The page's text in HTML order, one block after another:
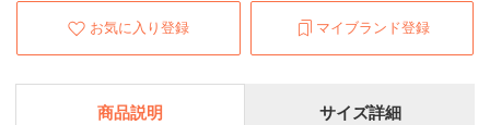
お気に入り登録 マイブランド登録
商品説明 サイズ詳細